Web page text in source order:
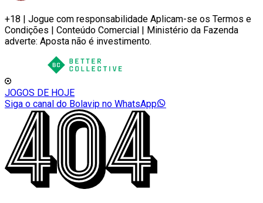
+18 | Jogue com responsabilidade Aplicam-se os Termos e
Condições | Conteúdo Comercial | Ministério da Fazenda
adverte: Aposta não é investimento.
JOGOS DE HOJE
Siga o canal do Bolavip no WhatsApp